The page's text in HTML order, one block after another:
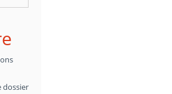
dossier